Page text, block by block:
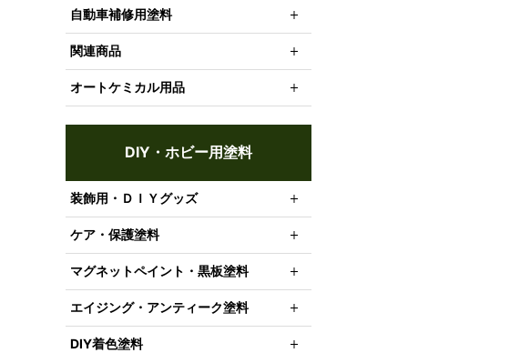
自動車補修用塗料
関連商品
オートケミカル用品
DIY・ホビー用塗料
装飾用・ＤＩＹグッズ
ケア・保護塗料
マグネットペイント・黒板塗料
エイジング・アンティーク塗料
DIY着色塗料